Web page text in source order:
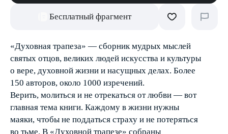
Бесплатный фрагмент
«Духовная трапеза» — сборник мудрых мыслей
святых отцов, великих людей искусства и культуры
о вере, духовной жизни и насущных делах. Более
150 авторов, около 1000 изречений.
Верить, молиться и не отрекаться от любви — вот
главная тема книги. Каждому в жизни нужны
маяки, чтобы не поддаться страху и не потеряться
во тьме. В «Духовной трапезе» собраны